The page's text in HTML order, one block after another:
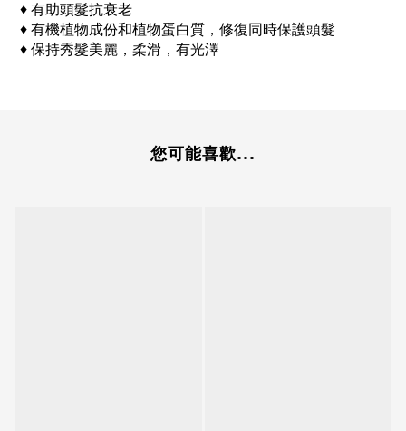
♦ 有助頭髮抗衰老
♦ 有機植物成份和植物蛋白質，修復同時保護頭髮
♦ 保持秀髮美麗，柔滑，有光澤
您可能喜歡...